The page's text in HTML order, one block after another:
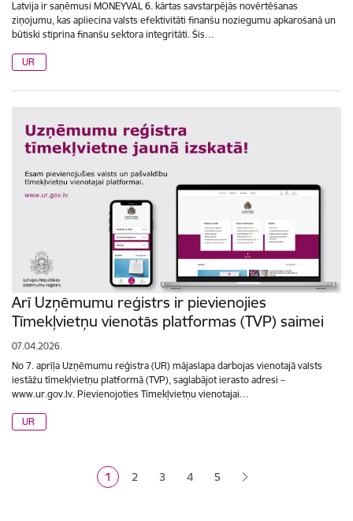
Latvija ir saņēmusi MONEYVAL 6. kārtas savstarpējās novērtēšanas
ziņojumu, kas apliecina valsts efektivitāti finanšu noziegumu apkarošanā un
būtiski stiprina finanšu sektora integritāti. Šis…
UR
Arī Uzņēmumu reģistrs ir pievienojies
Tīmekļvietņu vienotās platformas (TVP) saimei
07.04.2026.
No 7. aprīļa Uzņēmumu reģistra (UR) mājaslapa darbojas vienotajā valsts
iestāžu tīmekļvietņu platformā (TVP), saglabājot ierasto adresi –
www.ur.gov.lv. Pievienojoties Tīmekļvietņu vienotajai…
UR
Pašreizējā lapa
1 Lapa
2 Lapa
3 Lapa
4 Lapa
5